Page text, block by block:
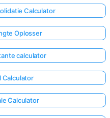
Calculator
Oplosser
calculator
Calculator
Calculator